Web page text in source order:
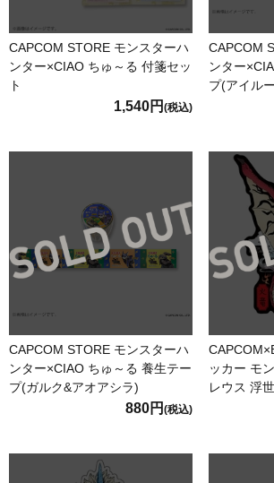
CAPCOM STORE モンスターハ
ンター×CIAO ちゅ～る 付箋セッ
ト
1,540円 (税込)
CAPCOM
ンター
プ(アイル
CAPCOM STORE モンスターハ
ンター×CIAO ちゅ～る 養生テー
プ(ガルク&アオアシラ)
880円 (税込)
ッカー モ
レウス 浮